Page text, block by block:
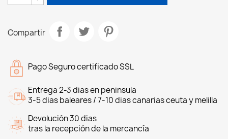
Compartir
Pago Seguro certificado SSL
Entrega 2-3 dias en peninsula
3-5 dias baleares / 7-10 dias canarias ceuta y melilla
Devolución 30 dias
tras la recepción de la mercancía